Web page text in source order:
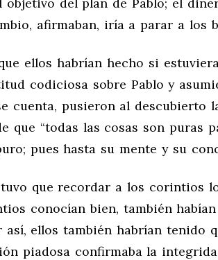
afirmaban, iría a parar a los
ellos habrían hecho si
codiciosa sobre Pablo y
cuenta, pusieron al descubierto
que “todas las cosas son puras
pues hasta su mente y su
que recordar a los corintios
conocían bien, también
así, ellos también habrían tenido
piadosa confirmaba la